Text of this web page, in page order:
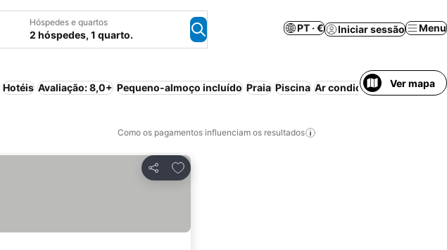
Hóspedes e quartos
2 hóspedes, 1 quarto.
PT · € Iniciar sessão Menu
Hotéis Avaliação: 8,0+ Pequeno-almoço incluído Praia Piscina Ar condicionado Resort
Ver mapa
Como os pagamentos influenciam os resultados
Partilhar
Adicionar aos favoritos